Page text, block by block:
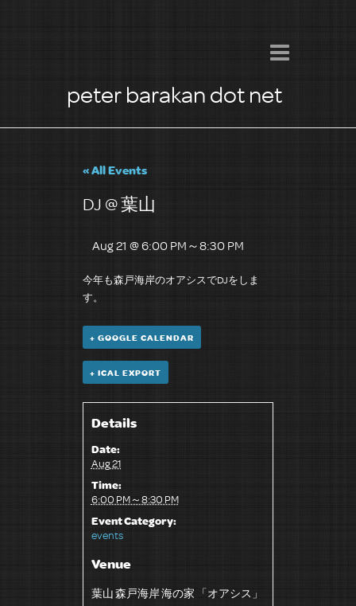
peter barakan dot net
« All Events
DJ @ 葉山
Aug 21 @ 6:00 PM～8:30 PM
今年も森戸海岸のオアシスでDJをしま
す。
+ GOOGLE CALENDAR
+ ICAL EXPORT
Details
Date:
Aug 21
Time:
6:00 PM～8:30 PM
Event Category:
events
Venue
葉山 森戸海岸 海の家 「オアシス」